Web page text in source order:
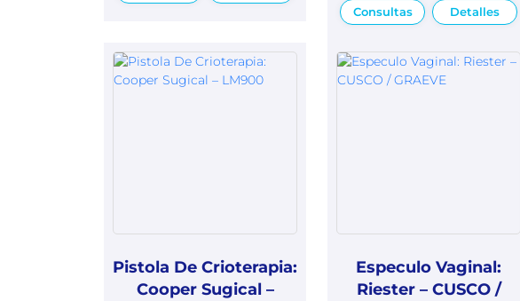
Consultas Detalles
Pistola De Crioterapia:
Cooper Sugical –
Especulo Vaginal:
Riester – CUSCO /